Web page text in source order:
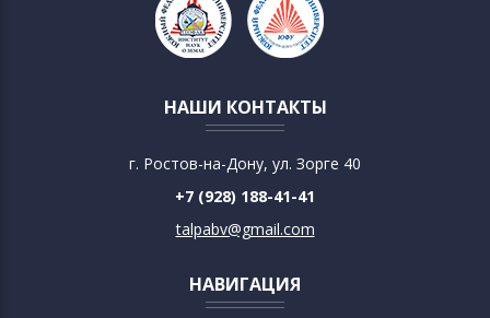
НАШИ КОНТАКТЫ
г. Ростов-на-Дону, ул. Зорге 40
+7 (928) 188-41-41
talpabv@gmail.com
НАВИГАЦИЯ